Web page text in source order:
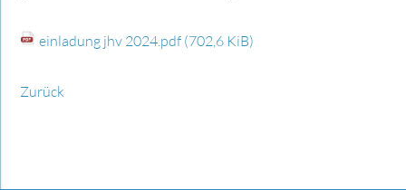
einladung jhv 2024.pdf (702,6 KiB)
Zurück